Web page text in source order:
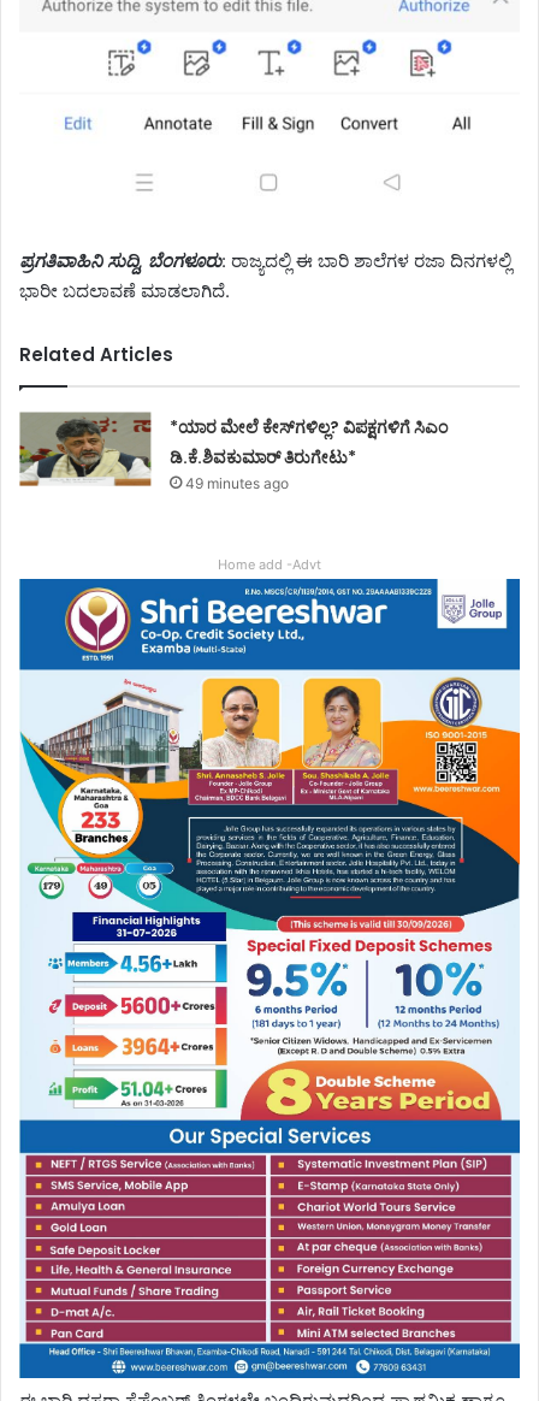
ಪ್ರಗತಿವಾಹಿನಿ ಸುದ್ದಿ, ಬೆಂಗಳೂರು: ರಾಜ್ಯದಲ್ಲಿ ಈ ಬಾರಿ ಶಾಲೆಗಳ ರಜಾ ದಿನಗಳಲ್ಲಿ
ಭಾರೀ ಬದಲಾವಣೆ ಮಾಡಲಾಗಿದೆ.
Related Articles
*ಯಾರ ಮೇಲೆ ಕೇಸ್‌ಗಳಿಲ್ಲ? ವಿಪಕ್ಷಗಳಿಗೆ ಸಿಎಂ
ಡಿ.ಕೆ.ಶಿವಕುಮಾರ್ ತಿರುಗೇಟು*
49 minutes ago
Home add -Advt